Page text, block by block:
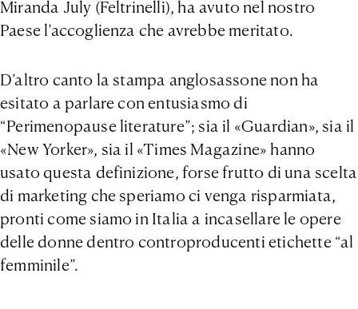
Miranda July (Feltrinelli), ha avuto nel nostro
Paese l’accoglienza che avrebbe meritato.
D’altro canto la stampa anglosassone non ha
esitato a parlare con entusiasmo di
“Perimenopause literature”; sia il «Guardian», sia il
«New Yorker», sia il «Times Magazine» hanno
usato questa definizione, forse frutto di una scelta
di marketing che speriamo ci venga risparmiata,
pronti come siamo in Italia a incasellare le opere
delle donne dentro controproducenti etichette “al
femminile”.